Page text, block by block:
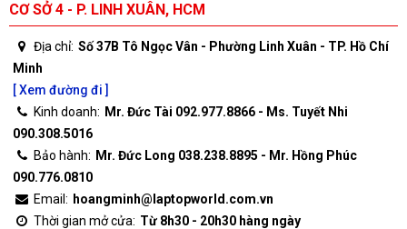
CƠ SỞ 4 - P. LINH XUÂN, HCM
Địa chỉ: Số 37B Tô Ngọc Vân - Phường Linh Xuân - TP. Hồ Chí
Minh
[ Xem đường đi ]
Kinh doanh: Mr. Đức Tài 092.977.8866 - Ms. Tuyết Nhi
090.308.5016
Bảo hành: Mr. Đức Long 038.238.8895 - Mr. Hồng Phúc
090.776.0810
Email: hoangminh@laptopworld.com.vn
Thời gian mở cửa: Từ 8h30 - 20h30 hàng ngày